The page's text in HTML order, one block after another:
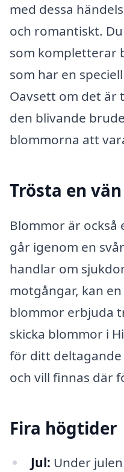
med dessa
och romantiskt.
som kompletterar
som har en
Oavsett om det är
den blivande
blommorna att
Trösta en vän
Blommor är också
går igenom en
handlar om
motgångar, kan
blommor erbjuda
skicka blommor i
för ditt
och vill finnas där
Fira högtider
Jul: Under